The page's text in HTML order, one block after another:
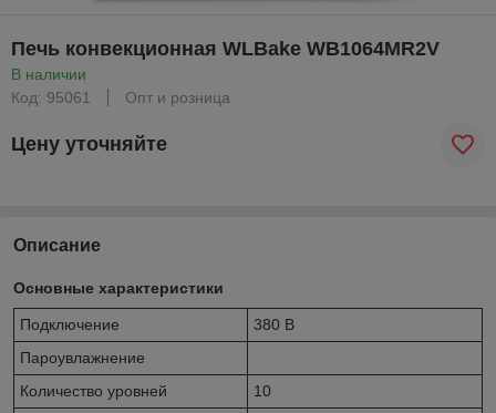
Печь конвекционная WLBake WB1064MR2V
В наличии
Код: 95061
Опт и розница
Цену уточняйте
Описание
Основные характеристики
Подключение
380 В
Пароувлажнение
Количество уровней
10